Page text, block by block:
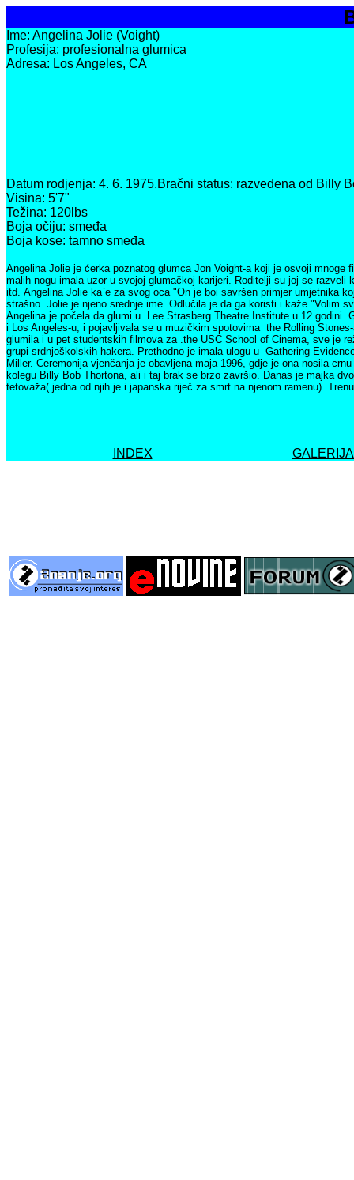
Ime: Angelina Jolie (Voight)
Profesija: profesionalna glumica
Adresa: Los Angeles, CA
Datum rodjenja: 4. 6. 1975.Bračni status:
Visina: 5'7"
Težina: 120lbs
Boja očiju: smeđa
Boja kose: tamno smeđa
Angelina Jolie je ćerka poznatog glumca Jon Voight-a koji je osvoji
malih nogu imala uzor u svojoj glumačkoj karijeri. Roditelji su joj se razveli
itd. Angelina Jolie ka`e za svog oca "On je boi savršen primjer umjetnika
strašno. Jolie je njeno srednje ime. Odlučila je da ga koristi i kaže "Volim
Angelina je počela da glumi u Lee Strasberg Theatre Institute u 12
i Los Angeles-u, i pojavljivala se u muzičkim spotovima the Rolling
glumila i u pet studentskih filmova za .the USC School of Cinema, sve je
grupi srdnjoškolskih hakera. Prethodno je imala ulogu u Gathering
Miller. Ceremonija vjenčanja je obavljena maja 1996, gdje je ona nosila
kolegu Billy Bob Thortona, ali i taj brak se brzo završio. Danas je majka
tetovaža( jedna od njih je i japanska riječ za smrt na njenom ramenu).
INDEX GALERIJA